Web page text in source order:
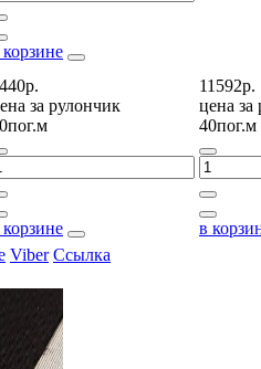
за рулончик
11592р.
цена за
40пог.м
в
Viber Ссылка